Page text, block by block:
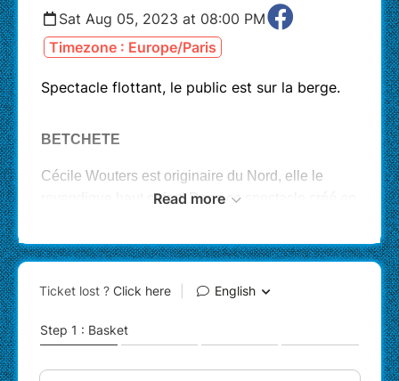
Sat Aug 05, 2023 at 08:00 PM
Timezone : Europe/Paris
Spectacle flottant, le public est sur la berge.
BETCHETE
Cécile Wouters est originaire du Nord, elle le
revendique haut et fort! Dans ce spectacle créé en
musical de son “pays”. Un concert où se mêlent
des compositions originales, musique classique et
traditionnelles. En trio, entourée de musiciennes
aussi bien aux géants des ducasses et traditions
issues de la culture roumaine et polonaise,
Read more